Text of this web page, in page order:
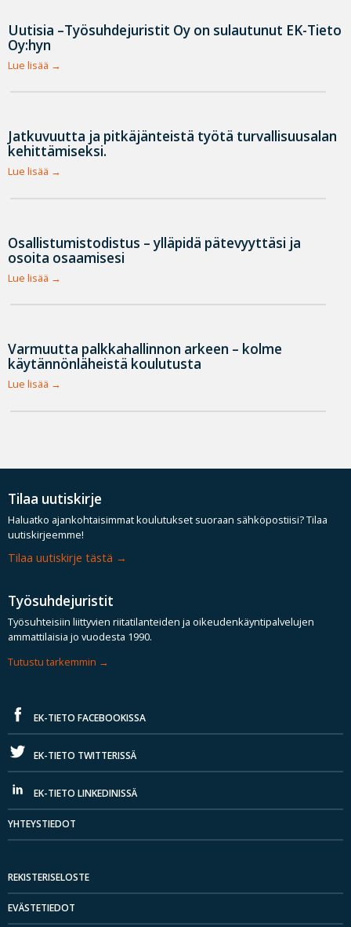
Uutisia –Työsuhdejuristit Oy on sulautunut EK-Tieto
Oy:hyn
Lue lisää
Jatkuvuutta ja pitkäjänteistä työtä turvallisuusalan
kehittämiseksi.
Lue lisää
Osallistumistodistus – ylläpidä pätevyyttäsi ja
osoita osaamisesi
Lue lisää
Varmuutta palkkahallinnon arkeen – kolme
käytännönläheistä koulutusta
Lue lisää
Tilaa uutiskirje
Haluatko ajankohtaisimmat koulutukset suoraan sähköpostiisi? Tilaa
uutiskirjeemme!
Tilaa uutiskirje tästä
Työsuhdejuristit
Työsuhteisiin liittyvien riitatilanteiden ja oikeudenkäyntipalvelujen
ammattilaisia jo vuodesta 1990.
Tutustu tarkemmin
EK-TIETO FACEBOOKISSA
EK-TIETO TWITTERISSÄ
EK-TIETO LINKEDINISSÄ
YHTEYSTIEDOT
REKISTERISELOSTE
EVÄSTETIEDOT